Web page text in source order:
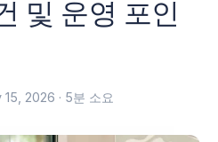
및 운영 포인
15, 2026 · 5분 소요